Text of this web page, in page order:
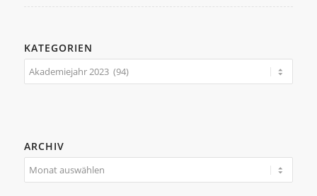
KATEGORIEN
Kategorien
ARCHIV